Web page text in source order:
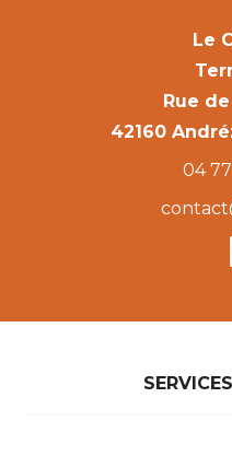
Le
Rue
42160
04